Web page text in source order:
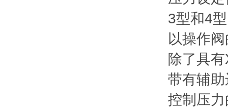
3型和4
以操作
除了具
带有辅
控制压